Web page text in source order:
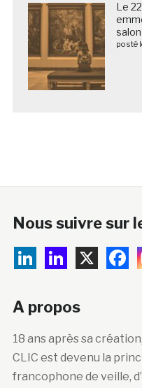
Le
posté
Nous suivre sur
A propos
18 ans après sa
CLIC est devenu la
francophone de veille,